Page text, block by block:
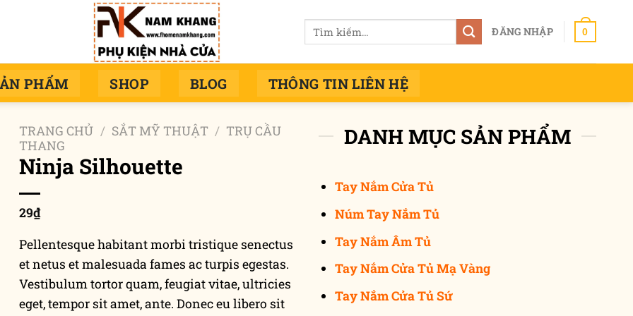
Tìm
kiếm:
ĐĂNG NHẬP 0
PHẨM SHOP BLOG THÔNG TIN LIÊN HỆ
TRANG CHỦ / SẮT MỸ THUẬT / TRỤ CẦU
THANG
Ninja Silhouette
29₫
Pellentesque habitant morbi tristique senectus
et netus et malesuada fames ac turpis egestas.
Vestibulum tortor quam, feugiat vitae, ultricies
eget, tempor sit amet, ante. Donec eu libero sit
DANH MỤC SẢN PHẨM
Tay Nắm Cửa Tủ
Núm Tay Nắm Tủ
Tay Nắm Âm Tủ
Tay Nắm Cửa Tủ Mạ Vàng
Tay Nắm Cửa Tủ Sứ